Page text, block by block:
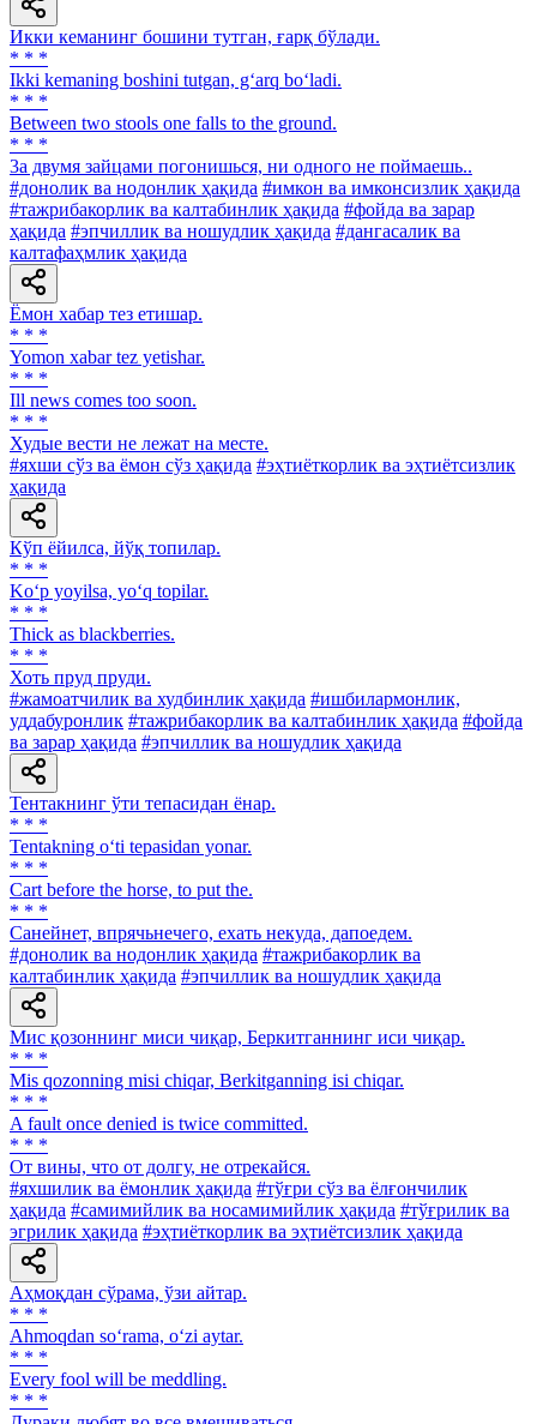
Икки кеманинг бошини тутган, ғарқ бўлади.
* * *
Ikki kemaning boshini tutgan, g‘arq bo‘ladi.
* * *
Between two stools one falls to the ground.
* * *
3a двумя зайцами погонишься, ни одного не поймаешь..
#донолик ва нодонлик ҳақида #имкон ва имконсизлик ҳақида
#тажрибакорлик ва калтабинлик ҳақида #фойда ва зарар
ҳақида #эпчиллик ва ношудлик ҳақида #дангасалик ва
калтафаҳмлик ҳақида
Ёмон хабар тез етишар.
* * *
Yomon xabar tez yetishar.
* * *
Ill news comes too soon.
* * *
Худые вести не лежат на месте.
#яхши сўз ва ёмон сўз ҳақида #эҳтиёткорлик ва эҳтиётсизлик
ҳақида
Кўп ёйилса, йўқ топилар.
* * *
Ko‘p yoyilsa, yo‘q topilar.
* * *
Thick as blackberries.
* * *
Хоть пруд пруди.
#жамоатчилик ва худбинлик ҳақида #ишбилармонлик,
уддабуронлик #тажрибакорлик ва калтабинлик ҳақида #фойда
ва зарар ҳақида #эпчиллик ва ношудлик ҳақида
Тентакнинг ўти тепасидан ёнар.
* * *
Tentakning o‘ti tepasidan yonar.
* * *
Cart before the horse, to put the.
* * *
Санейнет, впрячьнечего, ехать некуда, дапоедем.
#донолик ва нодонлик ҳақида #тажрибакорлик ва
калтабинлик ҳақида #эпчиллик ва ношудлик ҳақида
Мис қозоннинг миси чиқар, Беркитганнинг иси чиқар.
* * *
Mis qozonning misi chiqar, Berkitganning isi chiqar.
* * *
A fault once denied is twice committed.
* * *
От вины, что от долгу, не отрекайся.
#яхшилик ва ёмонлик ҳақида #тўғри сўз ва ёлғончилик
ҳақида #самимийлик ва носамимийлик ҳақида #тўғрилик ва
эгрилик ҳақида #эҳтиёткорлик ва эҳтиётсизлик ҳақида
Аҳмоқдан сўрама, ўзи айтар.
* * *
Ahmoqdan so‘rama, o‘zi aytar.
* * *
Every fool will be meddling.
* * *